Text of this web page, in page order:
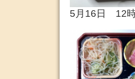
5月16日 12